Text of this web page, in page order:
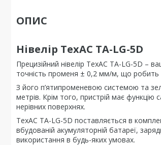
ОПИС
Нівелір TexAC TA-LG-5D
Прецизійний нівелір TexAC TA-LG-5D –
точність променя ± 0,2 мм/м, що робить
З його п’ятипроменевою системою та
метрів. Крім того, пристрій має функцію
нерівних поверхнях.
TexAC TA-LG-5D поставляється в
вбудованій акумуляторній батареї,
використання в будь-яких умовах.